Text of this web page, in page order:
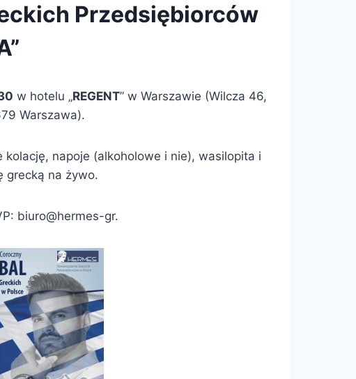
Przedsiębiorców
w hotelu „REGENT” w Warszawie (Wilcza 46,
Warszawa).
napoje (alkoholowe i nie), wasilopita i
grecką na żywo.
biuro@hermes-gr.